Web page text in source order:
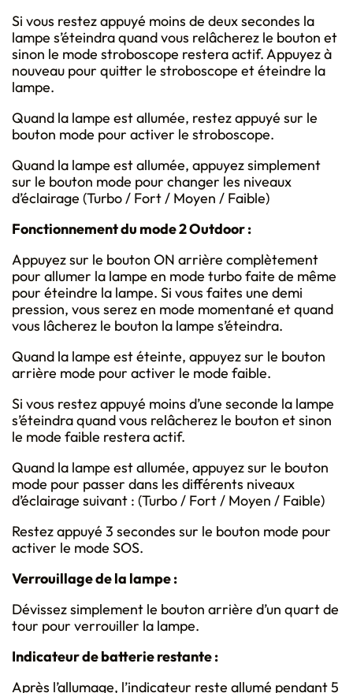
Si vous restez appuyé moins de deux secondes la
lampe s’éteindra quand vous relâcherez le bouton et
sinon le mode stroboscope restera actif. Appuyez à
nouveau pour quitter le stroboscope et éteindre la
lampe.
Quand la lampe est allumée, restez appuyé sur le
bouton mode pour activer le stroboscope.
Quand la lampe est allumée, appuyez simplement
sur le bouton mode pour changer les niveaux
d’éclairage (Turbo / Fort / Moyen / Faible)
Fonctionnement du mode 2 Outdoor :
Appuyez sur le bouton ON arrière complètement
pour allumer la lampe en mode turbo faite de même
pour éteindre la lampe. Si vous faites une demi
pression, vous serez en mode momentané et quand
vous lâcherez le bouton la lampe s’éteindra.
Quand la lampe est éteinte, appuyez sur le bouton
arrière mode pour activer le mode faible.
Si vous restez appuyé moins d’une seconde la lampe
s’éteindra quand vous relâcherez le bouton et sinon
le mode faible restera actif.
Quand la lampe est allumée, appuyez sur le bouton
mode pour passer dans les différents niveaux
d’éclairage suivant : (Turbo / Fort / Moyen / Faible)
Restez appuyé 3 secondes sur le bouton mode pour
activer le mode SOS.
Verrouillage de la lampe :
Dévissez simplement le bouton arrière d’un quart de
tour pour verrouiller la lampe.
Indicateur de batterie restante :
Après l’allumage, l’indicateur reste allumé pendant 5